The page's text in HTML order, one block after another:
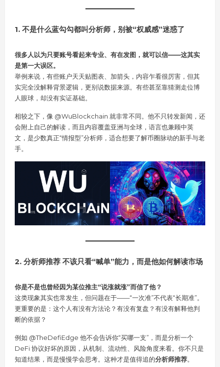
1. 不是什么蓝勾勾都叫分析师，别被“权威感”迷惑了
很多人以为只要账号看起来专业、有在发图，就可以信——这其实
是第一大误区。
举例来说，有些账户天天贴图表、加箭头，内容乍看很厉害，但其
实完全没解释背景逻辑，更别说数据来源。有些甚至靠猜测走位博
人眼球，却没有实证基础。
相较之下，像 @WuBlockchain 就非常不同。他不只转发新闻，还
会附上自己的解读，而且内容覆盖亚洲与全球，语言也兼顾中英
文，是少数真正“情报型”分析师，适合想要了解币圈脉动的新手与老
手。
2. 分析师推荐 不该只看“喊单”能力，而是他如何解读市场
你是不是也曾经因为某位推主“说涨就涨”而信了他？
这类现象其实也常发生，但问题在于——“一次准”不代表“长期准”。
更重要的是：这个人有没有方法论？有没有复盘？有没有解释他判
断的依据？
例如 @TheDefiEdge 他不会告诉你“买哪一支”，而是分析一个
DeFi 协议好坏的原因，从机制、流动性、风险角度来看。你不只是
知道结果，而是慢慢学会思考。这种才是值得追的分析师推荐。